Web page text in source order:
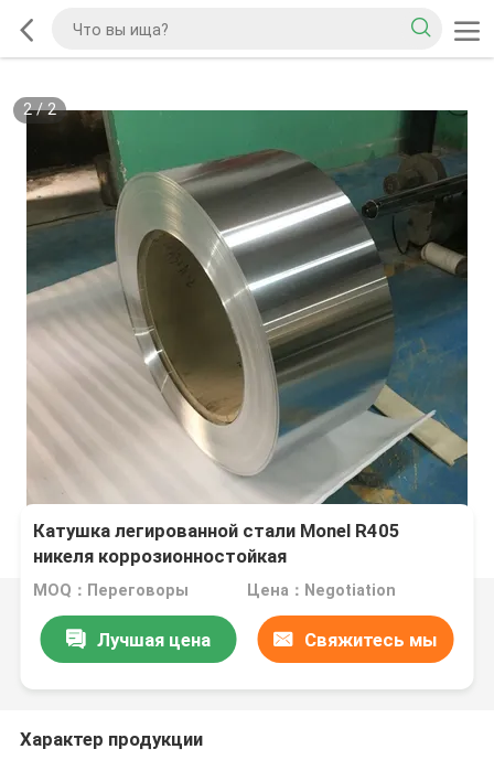
2/2
Катушка легированной стали Monel R405
никеля коррозионностойкая
MOQ：Переговоры Цена：Negotiation
Лучшая цена Свяжитесь мы
Характер продукции